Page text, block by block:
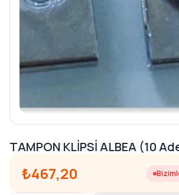
TAMPON KLİPSİ ALBEA (10
₺467,20